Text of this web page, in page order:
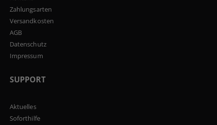
Zahlungsarten
Versandkosten
AGB
Datenschutz
Impressum
SUPPORT
Aktuelles
Soforthilfe